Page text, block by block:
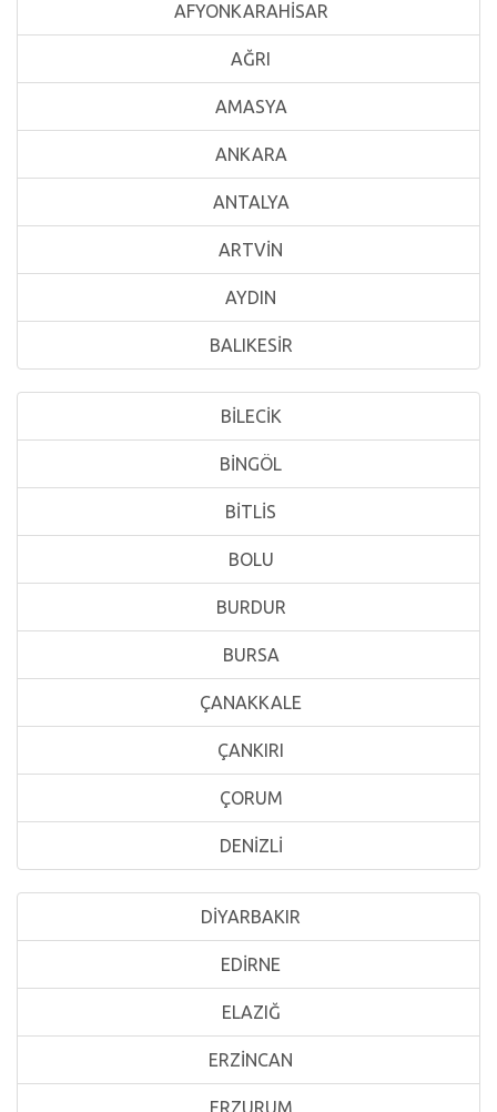
AFYONKARAHİSAR
AĞRI
AMASYA
ANKARA
ANTALYA
ARTVİN
AYDIN
BALIKESİR
BİLECİK
BİNGÖL
BİTLİS
BOLU
BURDUR
BURSA
ÇANAKKALE
ÇANKIRI
ÇORUM
DENİZLİ
DİYARBAKIR
EDİRNE
ELAZIĞ
ERZİNCAN
ERZURUM